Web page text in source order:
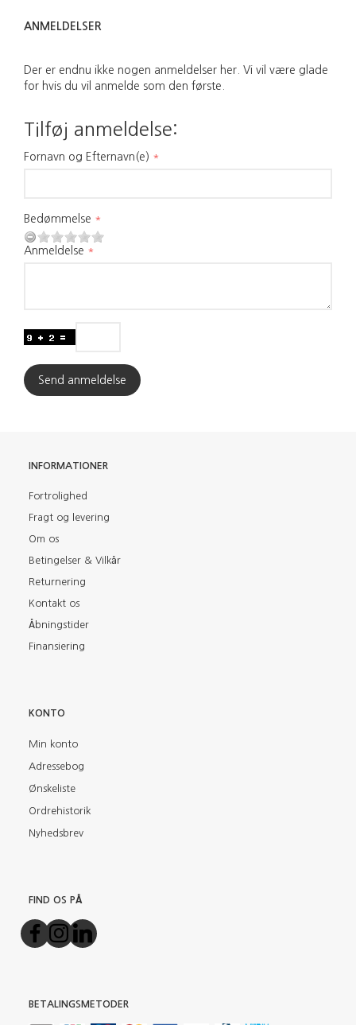
ANMELDELSER
Der er endnu ikke nogen anmeldelser her. Vi vil være glade
for hvis du vil anmelde som den første.
Tilføj anmeldelse:
Fornavn og Efternavn(e)
Bedømmelse
Anmeldelse
Send anmeldelse
INFORMATIONER
Fortrolighed
Fragt og levering
Om os
Betingelser & Vilkår
Returnering
Kontakt os
Åbningstider
Finansiering
KONTO
Min konto
Adressebog
Ønskeliste
Ordrehistorik
Nyhedsbrev
FIND OS PÅ
BETALINGSMETODER